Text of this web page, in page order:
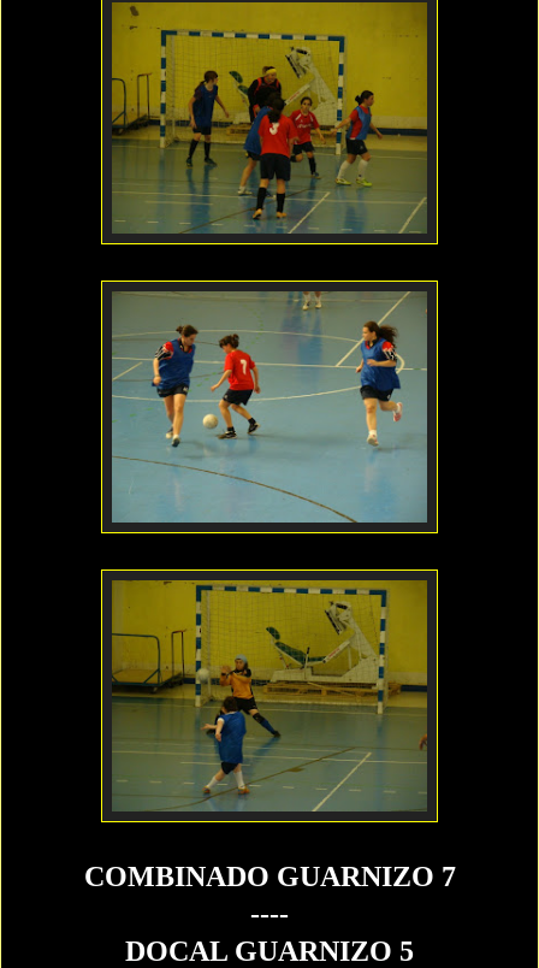
COMBINADO GUARNIZO 7
----
DOCAL GUARNIZO 5